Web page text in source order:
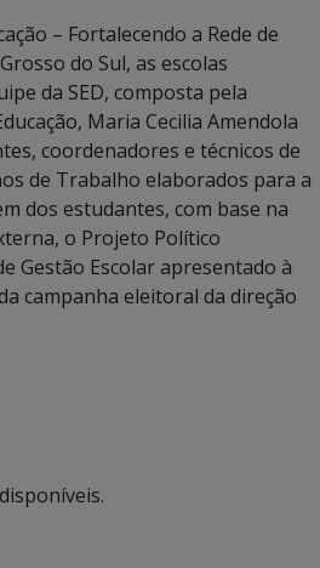
– Fortalecendo a Rede de
do Sul, as escolas
da SED, composta pela
Maria Cecilia Amendola
coordenadores e técnicos de
de Trabalho elaborados para a
dos estudantes, com base na
o Projeto Político
Gestão Escolar apresentado à
campanha eleitoral da direção